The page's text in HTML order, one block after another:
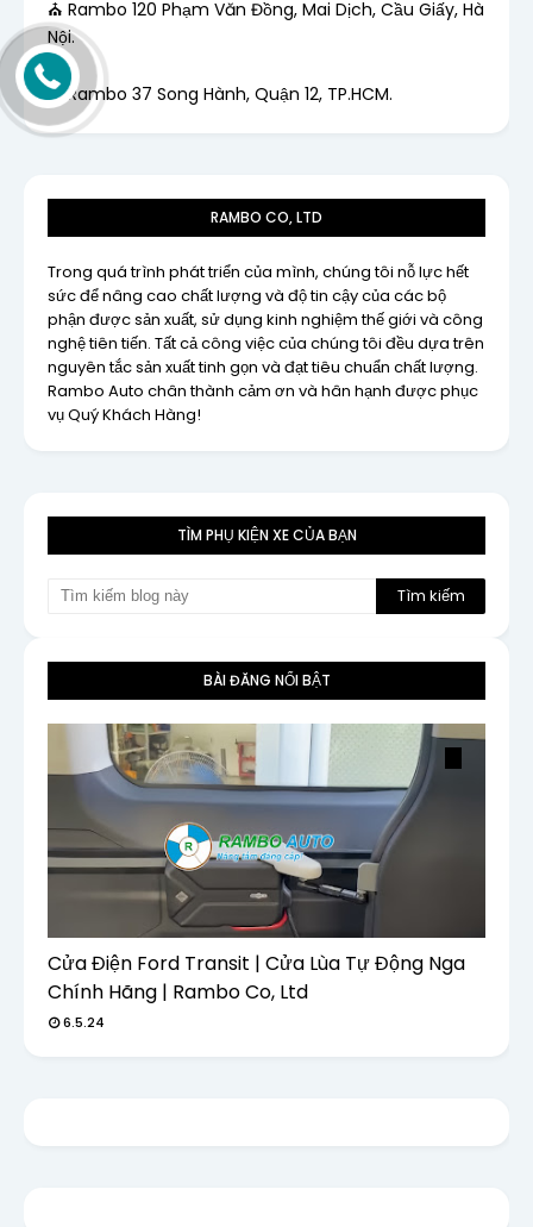
⛪ Rambo 120 Phạm Văn Đồng, Mai Dịch, Cầu Giấy, Hà
Nội.
⛪ Rambo 37 Song Hành, Quận 12, TP.HCM.
RAMBO CO, LTD
Trong quá trình phát triển của mình, chúng tôi nỗ lực hết
sức để nâng cao chất lượng và độ tin cậy của các bộ
phận được sản xuất, sử dụng kinh nghiệm thế giới và công
nghệ tiên tiến. Tất cả công việc của chúng tôi đều dựa trên
nguyên tắc sản xuất tinh gọn và đạt tiêu chuẩn chất lượng.
Rambo Auto chân thành cảm ơn và hân hạnh được phục
vụ Quý Khách Hàng!
TÌM PHỤ KIỆN XE CỦA BẠN
BÀI ĐĂNG NỔI BẬT
Cửa Điện Ford Transit | Cửa Lùa Tự Động Nga
Chính Hãng | Rambo Co, Ltd
6.5.24